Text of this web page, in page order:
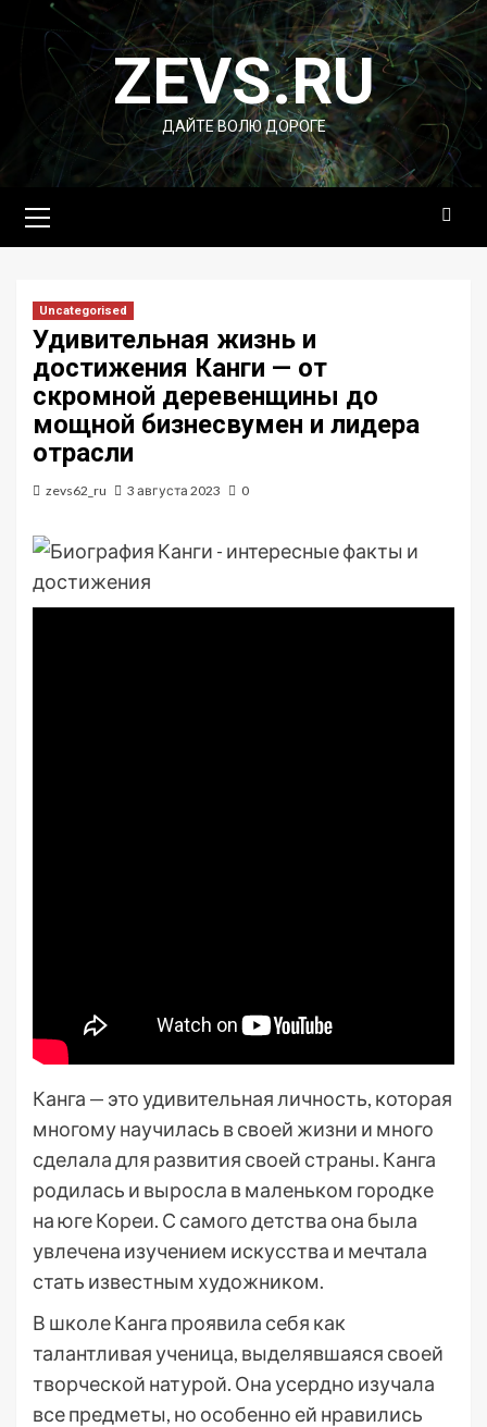
Перейти
содержимомуZEVS.RU
ДАЙТЕ ВОЛЮ ДОРОГЕ
меню
Uncategorised
Удивительная жизнь и
достижения Канги — от
скромной деревенщины до
мощной бизнесвумен и лидера
отрасли
zevs62_ru 3 августа 2023 0
Канга — это удивительная личность, которая
многому научилась в своей жизни и много
сделала для развития своей страны. Канга
родилась и выросла в маленьком городке
на юге Кореи. С самого детства она была
увлечена изучением искусства и мечтала
стать известным художником.
В школе Канга проявила себя как
талантливая ученица, выделявшаяся своей
творческой натурой. Она усердно изучала
все предметы, но особенно ей нравились